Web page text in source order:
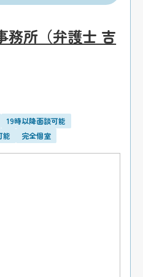
務所（弁護士 吉
19時以降面談可能
能 完全個室